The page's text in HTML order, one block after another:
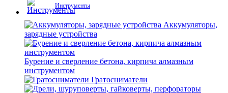
Инструменты
Аккумуляторы,
зарядные устройства
Бурение и сверление бетона, кирпича алмазным
инструментом
Гратосниматели